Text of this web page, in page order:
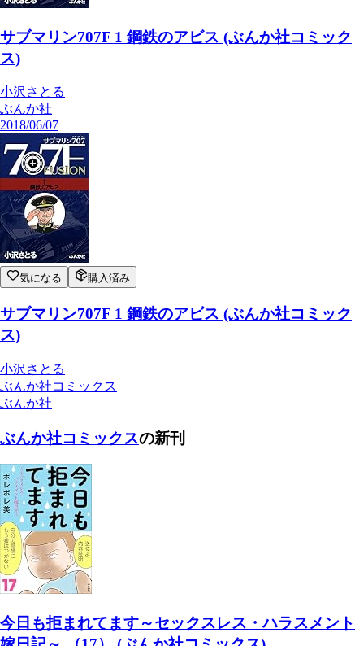
サブマリン707F 1 鋼鉄のアビス (ぶんか社コミック
ス)
小沢さとる
ぶんか社
2018/06/07
気になる 購入済み
サブマリン707F 1 鋼鉄のアビス (ぶんか社コミック
ス)
小沢さとる
ぶんか社コミックス
ぶんか社
ぶんか社コミックスの新刊
今日も拒まれてます～セックスレス・ハラスメント